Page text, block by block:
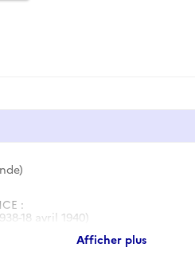
:
18 avril 1940)
Afficher plus